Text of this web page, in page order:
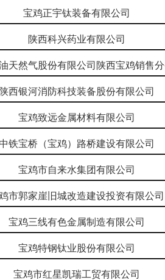
宝鸡正宇钛装备有限公司
陕西科兴药业有限公司
天然气股份有限公司陕西宝鸡销售
陕西银河消防科技装备股份有限公司
宝鸡致远金属材料有限公司
中铁宝桥（宝鸡）路桥建设有限公司
宝鸡市自来水集团有限公司
市郭家崖旧城改造建设投资有限公司
宝鸡三线有色金属制造有限公司
宝鸡特钢钛业股份有限公司
宝鸡市红星凯瑞工贸有限公司